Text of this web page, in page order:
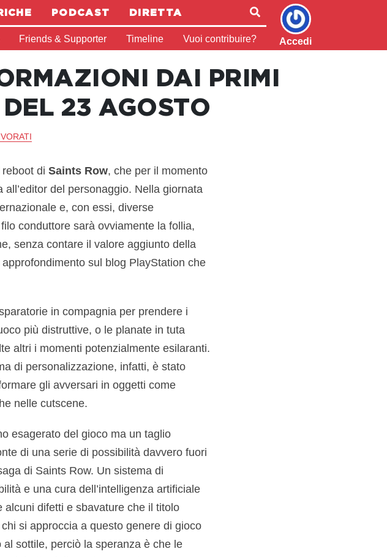
PODCAST DIRETTA
Friends & Supporter Timeline Vuoi contribuire? Accedi
DAI PRIMI
23 AGOSTO
di Saints Row, che per il momento
del personaggio. Nella giornata
e, con essi, diverse
conduttore sarà ovviamente la follia,
senza contare il valore aggiunto della
sul blog PlayStation che
in compagnia per prendere i
più distruttive, o le planate in tuta
altri i momenti potenzialmente esilaranti.
di personalizzazione, infatti, è stato
gli avversari in oggetti come
nelle cutscene.
esagerato del gioco ma un taglio
di una serie di possibilità davvero fuori
di Saints Row. Un sistema di
e una cura dell’intelligenza artificiale
difetti e sbavature che il titolo
si approccia a questo genere di gioco
sottile, perciò la speranza è che le